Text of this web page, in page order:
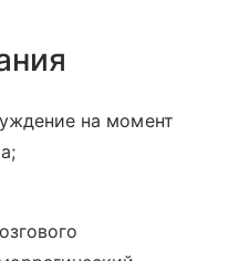
на момент